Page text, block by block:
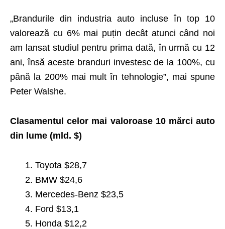
„Brandurile din industria auto incluse în top 10
valorează cu 6% mai puțin decât atunci când noi
am lansat studiul pentru prima dată, în urmă cu 12
ani, însă aceste branduri investesc de la 100%, cu
până la 200% mai mult în tehnologie”, mai spune
Peter Walshe.
Clasamentul celor mai valoroase 10 mărci auto
din lume (mld. $)
1. Toyota $28,7
2. BMW $24,6
3. Mercedes-Benz $23,5
4. Ford $13,1
5. Honda $12,2